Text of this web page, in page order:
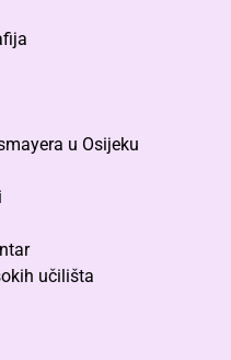
u Osijeku
učilišta